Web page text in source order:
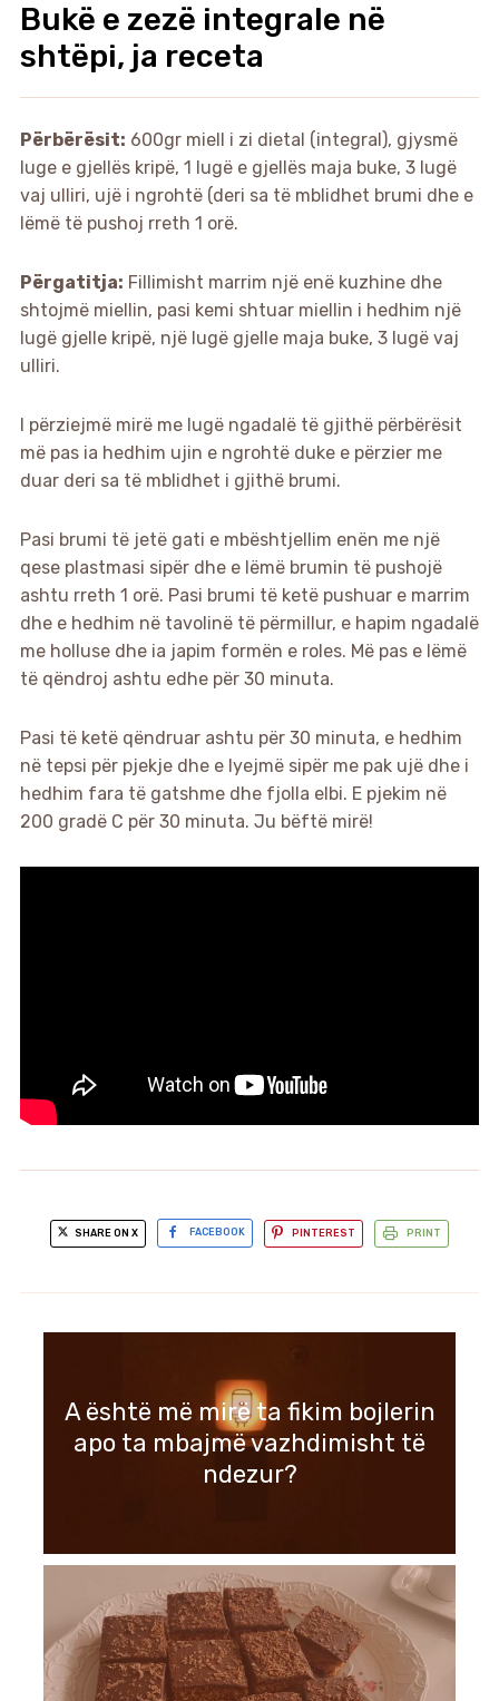
Bukë e zezë integrale në
shtëpi, ja receta
Përbërësit: 600gr miell i zi dietal (integral), gjysmë
luge e gjellës kripë, 1 lugë e gjellës maja buke, 3 lugë
vaj ulliri, ujë i ngrohtë (deri sa të mblidhet brumi dhe e
lëmë të pushoj rreth 1 orë.
Përgatitja: Fillimisht marrim një enë kuzhine dhe
shtojmë miellin, pasi kemi shtuar miellin i hedhim një
lugë gjelle kripë, një lugë gjelle maja buke, 3 lugë vaj
ulliri.
I përziejmë mirë me lugë ngadalë të gjithë përbërësit
më pas ia hedhim ujin e ngrohtë duke e përzier me
duar deri sa të mblidhet i gjithë brumi.
Pasi brumi të jetë gati e mbështjellim enën me një
qese plastmasi sipër dhe e lëmë brumin të pushojë
ashtu rreth 1 orë. Pasi brumi të ketë pushuar e marrim
dhe e hedhim në tavolinë të përmillur, e hapim ngadalë
me holluse dhe ia japim formën e roles. Më pas e lëmë
të qëndroj ashtu edhe për 30 minuta.
Pasi të ketë qëndruar ashtu për 30 minuta, e hedhim
në tepsi për pjekje dhe e lyejmë sipër me pak ujë dhe i
hedhim fara të gatshme dhe fjolla elbi. E pjekim në
200 gradë C për 30 minuta. Ju bëftë mirë!
SHARE ON X FACEBOOK PINTEREST PRINT
A është më mirë ta fikim bojlerin
apo ta mbajmë vazhdimisht të
ndezur?